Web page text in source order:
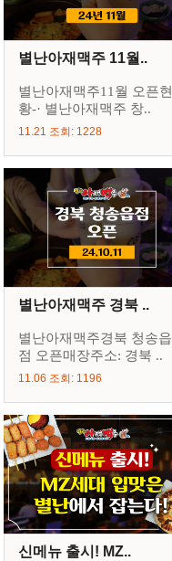
별난아재맥주 11월..
별난아재맥주11월 오픈현
황-· 별난아재맥주 창..
11.21 조회: 1228
별난아재맥주 경북 ..
별난아재맥주경북 청송읍
점 오픈매장주소: 경북 ..
11.06 조회: 1196
신메뉴 출시! MZ..